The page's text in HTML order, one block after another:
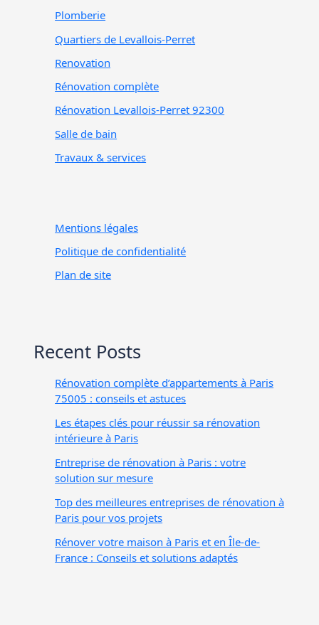
Plomberie
Quartiers de Levallois-Perret
Renovation
Rénovation complète
Rénovation Levallois-Perret 92300
Salle de bain
Travaux & services
Mentions légales
Politique de confidentialité
Plan de site
Recent Posts
Rénovation complète d’appartements à Paris
75005 : conseils et astuces
Les étapes clés pour réussir sa rénovation
intérieure à Paris
Entreprise de rénovation à Paris : votre
solution sur mesure
Top des meilleures entreprises de rénovation à
Paris pour vos projets
Rénover votre maison à Paris et en Île-de-
France : Conseils et solutions adaptés